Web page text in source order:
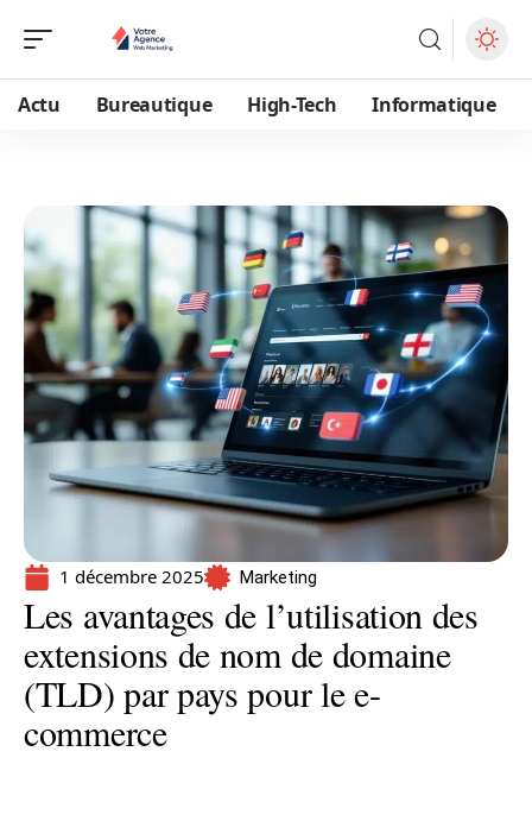
Actu Bureautique High-Tech Informatique
1 décembre 2025 Marketing
Les avantages de l’utilisation des
extensions de nom de domaine
(TLD) par pays pour le e-
commerce